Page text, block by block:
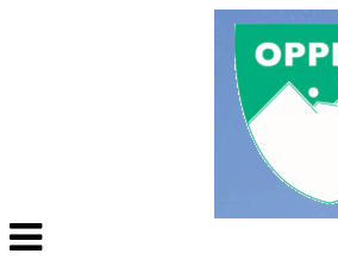
Veksle
navigasjon